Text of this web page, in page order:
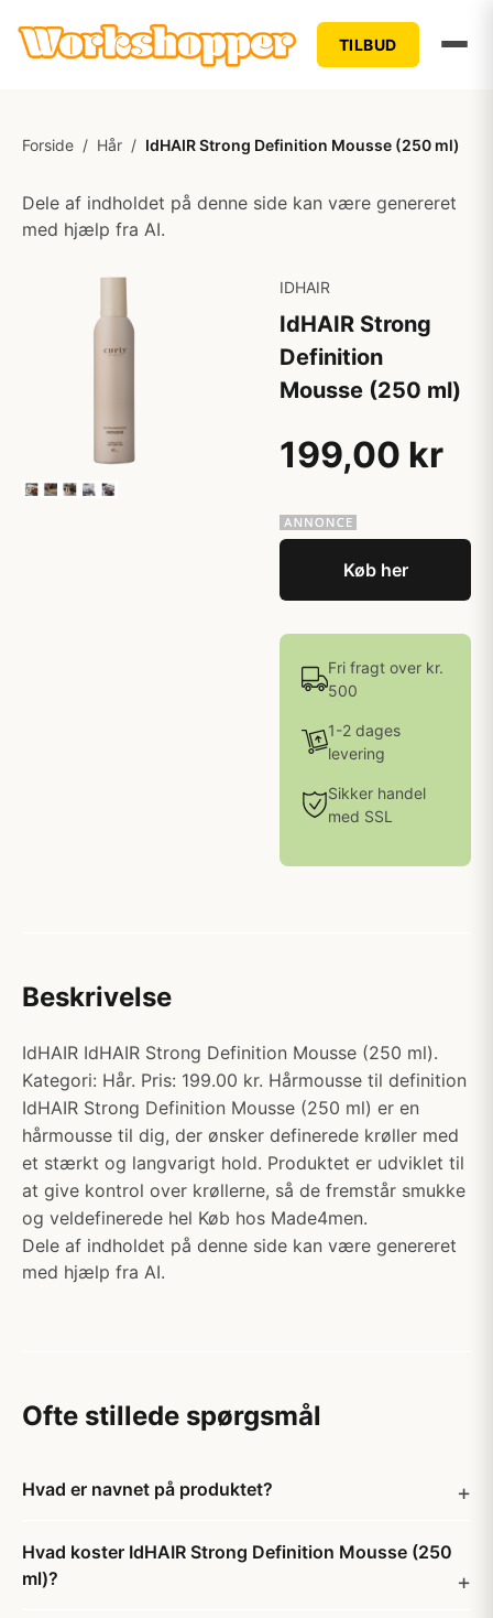
TILBUD
Forside / Hår / IdHAIR Strong Definition Mousse (250 ml)
Dele af indholdet på denne side kan være genereret
med hjælp fra AI.
IDHAIR
IdHAIR Strong
Definition
Mousse (250 ml)
199,00 kr
Køb her
Fri fragt over kr.
500
1-2 dages
levering
Sikker handel
med SSL
Beskrivelse
IdHAIR IdHAIR Strong Definition Mousse (250 ml).
Kategori: Hår. Pris: 199.00 kr. Hårmousse til definition
IdHAIR Strong Definition Mousse (250 ml) er en
hårmousse til dig, der ønsker definerede krøller med
et stærkt og langvarigt hold. Produktet er udviklet til
at give kontrol over krøllerne, så de fremstår smukke
og veldefinerede hel Køb hos Made4men.
Dele af indholdet på denne side kan være genereret
med hjælp fra AI.
Ofte stillede spørgsmål
Hvad er navnet på produktet?
Hvad koster IdHAIR Strong Definition Mousse (250
ml)?